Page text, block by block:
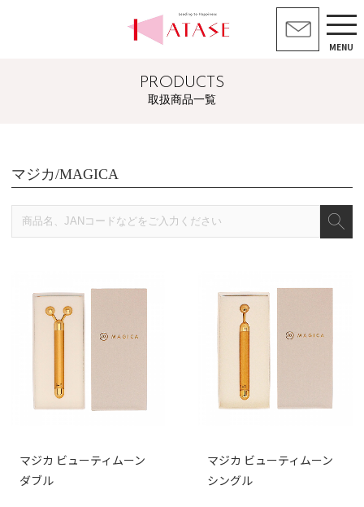
MENU
PRODUCTS
取扱商品一覧
マジカ/MAGICA
マジカ ビューティムーン
ダブル
マジカ ビューティムーン
シングル